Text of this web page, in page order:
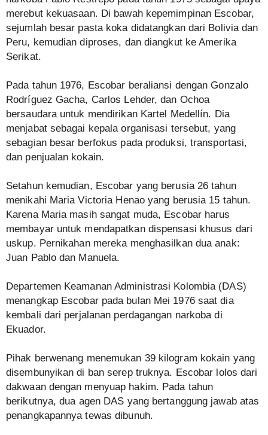
merebut kekuasaan. Di bawah kepemimpinan Escobar,
sejumlah besar pasta koka didatangkan dari Bolivia dan
Peru, kemudian diproses, dan diangkut ke Amerika
Serikat.
Pada tahun 1976, Escobar beraliansi dengan Gonzalo
Rodríguez Gacha, Carlos Lehder, dan Ochoa
bersaudara untuk mendirikan Kartel Medellín. Dia
menjabat sebagai kepala organisasi tersebut, yang
sebagian besar berfokus pada produksi, transportasi,
dan penjualan kokain.
Setahun kemudian, Escobar yang berusia 26 tahun
menikahi Maria Victoria Henao yang berusia 15 tahun.
Karena Maria masih sangat muda, Escobar harus
membayar untuk mendapatkan dispensasi khusus dari
uskup. Pernikahan mereka menghasilkan dua anak:
Juan Pablo dan Manuela.
Departemen Keamanan Administrasi Kolombia (DAS)
menangkap Escobar pada bulan Mei 1976 saat dia
kembali dari perjalanan perdagangan narkoba di
Ekuador.
Pihak berwenang menemukan 39 kilogram kokain yang
disembunyikan di ban serep truknya. Escobar lolos dari
dakwaan dengan menyuap hakim. Pada tahun
berikutnya, dua agen DAS yang bertanggung jawab atas
penangkapannya tewas dibunuh.